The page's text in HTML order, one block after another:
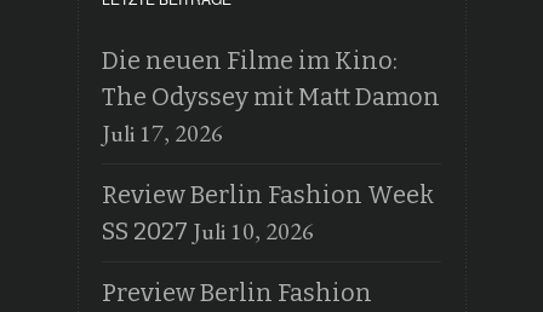
Die neuen Filme im Kino:
The Odyssey mit Matt Damon
Juli 17, 2026
Review Berlin Fashion Week
SS 2027 Juli 10, 2026
Preview Berlin Fashion